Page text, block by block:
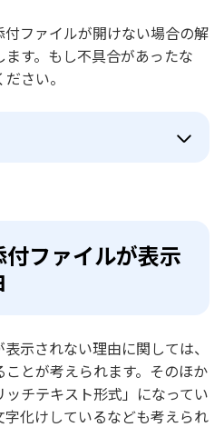
ファイルが開けない場合の解
す。もし不具合があったな
さい。
ファイルが表示
示されない理由に関しては、
とが考えられます。そのほか
チテキスト形式」になってい
化けしているなども考えられ